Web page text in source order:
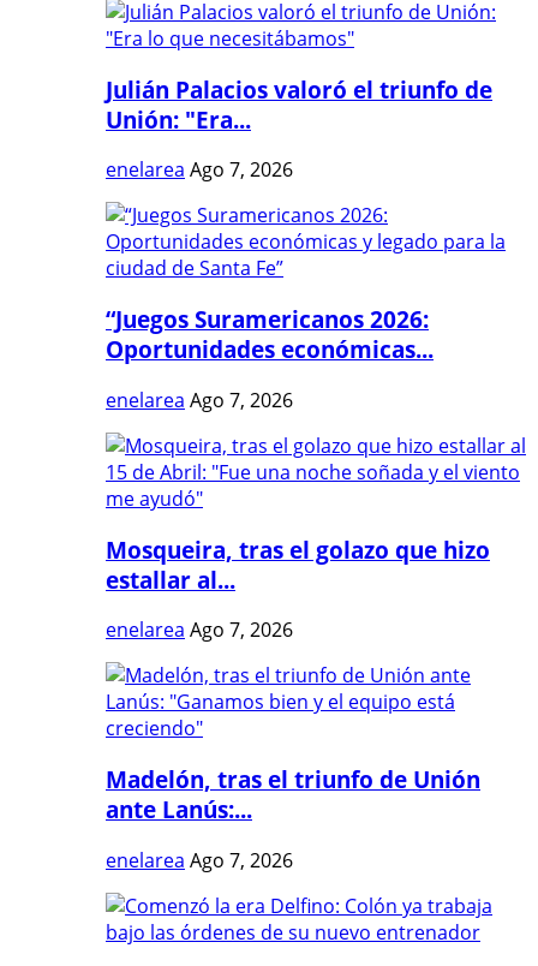
Julián Palacios valoró el triunfo de
Unión: "Era...
enelarea Ago 7, 2026
“Juegos Suramericanos 2026:
Oportunidades económicas...
enelarea Ago 7, 2026
Mosqueira, tras el golazo que hizo
estallar al...
enelarea Ago 7, 2026
Madelón, tras el triunfo de Unión
ante Lanús:...
enelarea Ago 7, 2026